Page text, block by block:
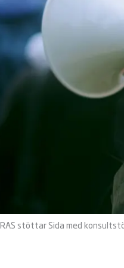
stöttar Sida med